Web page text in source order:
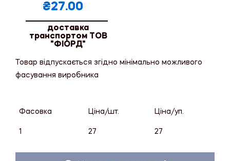
₴27.00
доставка
транспортом ТОВ
"ФІОРД"
Товар відпускається згідно мінімально можливого
фасування виробника
Фасовка Ціна/шт. Ціна/уп.
1 27 27